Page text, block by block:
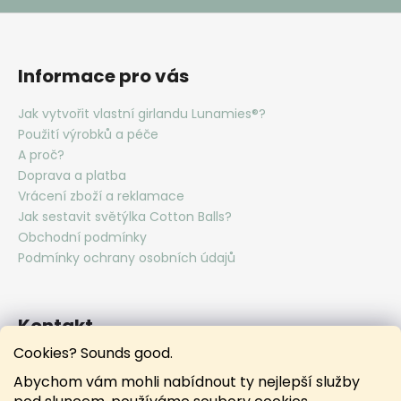
Cookies? Sounds good.
Abychom vám mohli nabídnout ty nejlepší služby
Informace pro vás
Jak vytvořit vlastní girlandu Lunamies®?
Použití výrobků a péče
A proč?
Doprava a platba
Vrácení zboží a reklamace
Jak sestavit světýlka Cotton Balls?
Obchodní podmínky
Podmínky ochrany osobních údajů
Kontakt
hello @ lunamies.com
lunamies.official